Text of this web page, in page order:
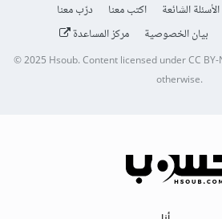
الأسئلة الشائعة اكتب معنا
درّب معنا
بيان الخصوصية مركز المساعدة
© 2025 Hsoub.Content licensed underCC
otherwise.